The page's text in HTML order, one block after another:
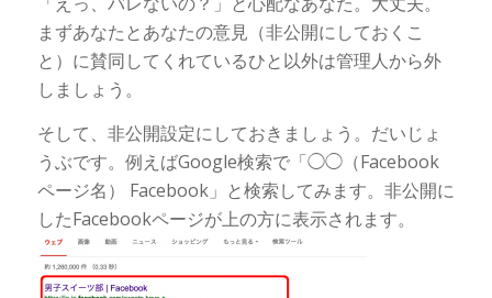
まずあなたとあなたの意見（非公開にしておくこ
と）に賛同してくれているひと以外は管理人から外
しましょう。
そして、非公開設定にしておきましょう。だいじょ
うぶです。例えばGoogle検索で「◯◯（Facebook
ページ名） Facebook」と検索してみます。非公開に
したFacebookページが上の方に表示されます。